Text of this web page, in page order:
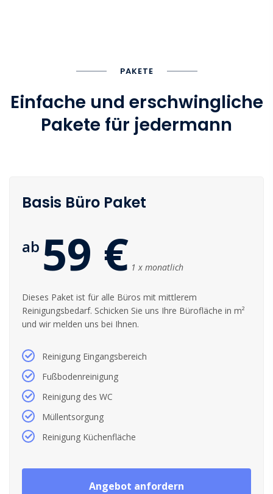
PAKETE
Einfache und erschwingliche
Pakete für jedermann
Basis Büro Paket
ab 59 € 1 x monatlich
Dieses Paket ist für alle Büros mit mittlerem
Reinigungsbedarf. Schicken Sie uns Ihre Bürofläche in m²
und wir melden uns bei Ihnen.
Reinigung Eingangsbereich
Fußbodenreinigung
Reinigung des WC
Müllentsorgung
Reinigung Küchenfläche
Angebot anfordern